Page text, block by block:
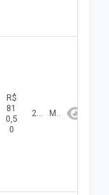
R$
81
0,5
0
2026 Maio